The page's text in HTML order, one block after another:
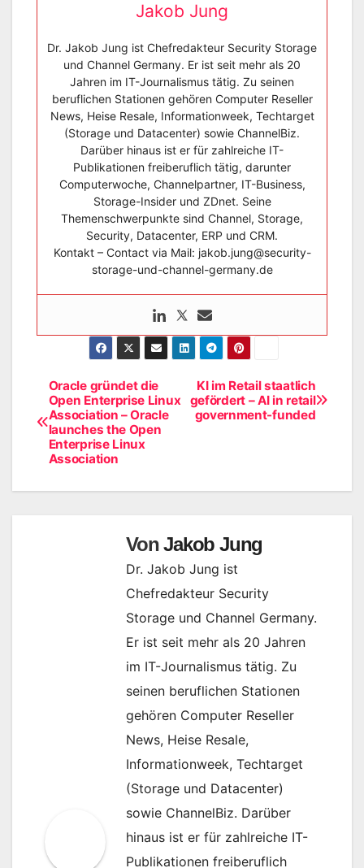
Jakob Jung
Dr. Jakob Jung ist Chefredakteur Security Storage
und Channel Germany. Er ist seit mehr als 20
Jahren im IT-Journalismus tätig. Zu seinen
beruflichen Stationen gehören Computer Reseller
News, Heise Resale, Informationweek, Techtarget
(Storage und Datacenter) sowie ChannelBiz.
Darüber hinaus ist er für zahlreiche IT-
Publikationen freiberuflich tätig, darunter
Computerwoche, Channelpartner, IT-Business,
Storage-Insider und ZDnet. Seine
Themenschwerpunkte sind Channel, Storage,
Security, Datacenter, ERP und CRM.
Kontakt – Contact via Mail: jakob.jung@security-
storage-und-channel-germany.de
BeitragsnavigationKI im Retail staatlich
gefördert – AI in retail
government-funded
Oracle gründet die
Open Enterprise Linux
Association – Oracle
launches the Open
Enterprise Linux
Association
VonJakob Jung
Dr. Jakob Jung ist
Chefredakteur Security
Storage und Channel Germany.
Er ist seit mehr als 20 Jahren
im IT-Journalismus tätig. Zu
seinen beruflichen Stationen
gehören Computer Reseller
News, Heise Resale,
Informationweek, Techtarget
(Storage und Datacenter)
sowie ChannelBiz. Darüber
hinaus ist er für zahlreiche IT-
Publikationen freiberuflich